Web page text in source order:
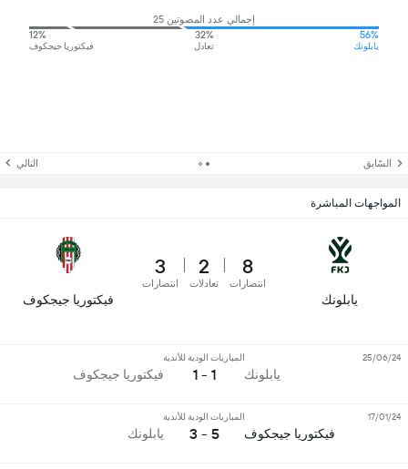
إجمالي عدد المصوتين 25
56%
يابلونك
32%
تعادل
12%
فيكتوريا جيجكوف
السّابق التالي
المواجهات المباشرة
يابلونك
8
انتصارات
2
تعادلات
3
انتصارات
فيكتوريا جيجكوف
يابلونك
المباريات الودية للأندية
1 - 1 فيكتوريا جيجكوف
25/06/24
فيكتوريا جيجكوف
المباريات الودية للأندية
5 - 3 يابلونك
17/01/24